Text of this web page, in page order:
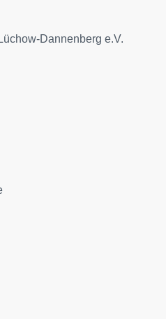
Dannenberg e.V.